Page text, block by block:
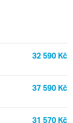
32 590 Kč
37 590 Kč
31 570 Kč